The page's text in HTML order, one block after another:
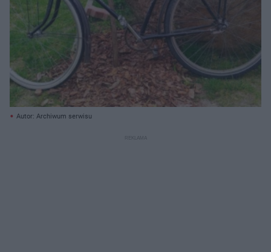
Autor: Archiwum serwisu